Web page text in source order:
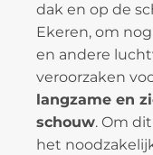
dak en op de
Ekeren, om
en andere
veroorzaken
langzame en
schouw. Om
het